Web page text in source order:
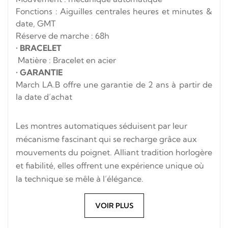
Fonctions : Aiguilles centrales heures et minutes &
date, GMT
Réserve de marche : 68h
• BRACELET
Matière : Bracelet en acier
• GARANTIE
March LA.B offre une garantie de 2 ans à partir de
la date d’achat
Les montres automatiques séduisent par leur
mécanisme fascinant qui se recharge grâce aux
mouvements du poignet. Alliant tradition horlogère
et fiabilité, elles offrent une expérience unique où
la technique se mêle à l’élégance.
VOIR PLUS